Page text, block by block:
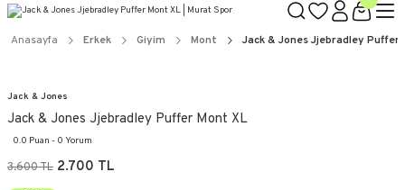
Anasayfa Erkek Giyim Mont Jack & Jones Jjebradley Puffer
Jack & Jones
Jack & Jones Jjebradley Puffer Mont XL
0.0 Puan - 0 Yorum
3.600 TL 2.700 TL